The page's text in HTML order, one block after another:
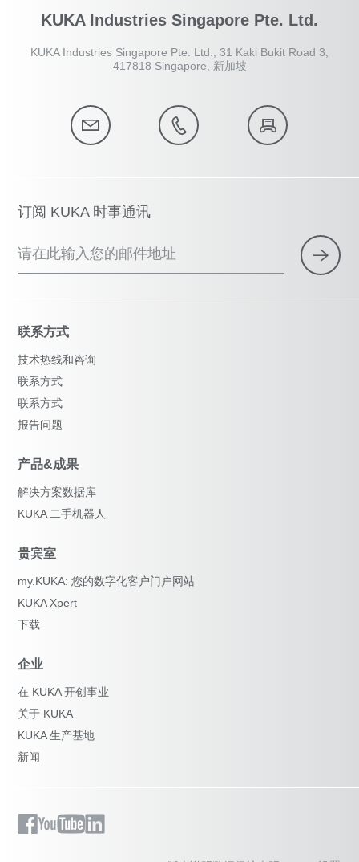
KUKA Industries Singapore Pte. Ltd.
KUKA Industries Singapore Pte. Ltd., 31 Kaki Bukit Road 3,
417818 Singapore, 新加坡
订阅 KUKA 时事通讯
请在此输入您的邮件地址
联系方式
技术热线和咨询
联系方式
联系方式
报告问题
产品&成果
解决方案数据库
KUKA 二手机器人
贵宾室
my.KUKA: 您的数字化客户门户网站
KUKA Xpert
下载
企业
在 KUKA 开创事业
关于 KUKA
KUKA 生产基地
新闻